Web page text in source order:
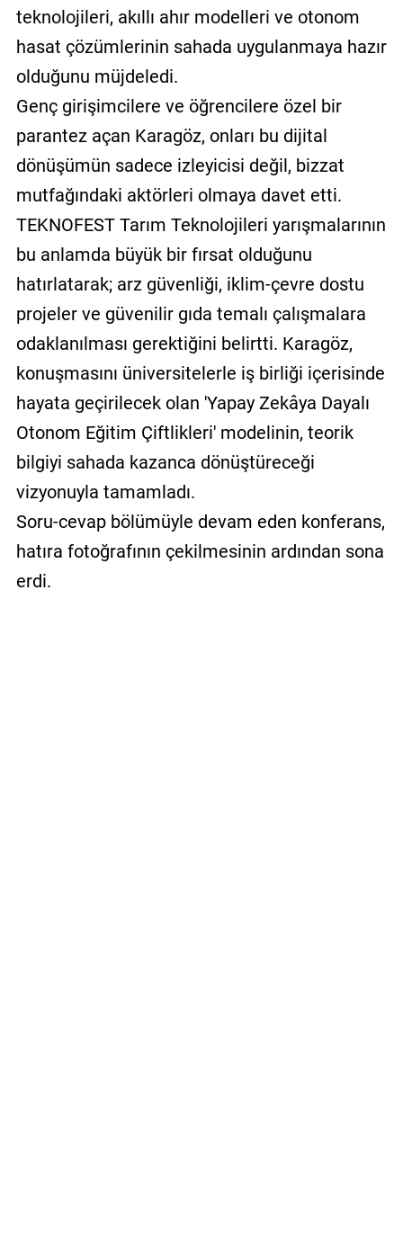
teknolojileri, akıllı ahır modelleri ve otonom
hasat çözümlerinin sahada uygulanmaya hazır
olduğunu müjdeledi.
Genç girişimcilere ve öğrencilere özel bir
parantez açan Karagöz, onları bu dijital
dönüşümün sadece izleyicisi değil, bizzat
mutfağındaki aktörleri olmaya davet etti.
TEKNOFEST Tarım Teknolojileri yarışmalarının
bu anlamda büyük bir fırsat olduğunu
hatırlatarak; arz güvenliği, iklim-çevre dostu
projeler ve güvenilir gıda temalı çalışmalara
odaklanılması gerektiğini belirtti. Karagöz,
konuşmasını üniversitelerle iş birliği içerisinde
hayata geçirilecek olan 'Yapay Zekâya Dayalı
Otonom Eğitim Çiftlikleri' modelinin, teorik
bilgiyi sahada kazanca dönüştüreceği
vizyonuyla tamamladı.
Soru-cevap bölümüyle devam eden konferans,
hatıra fotoğrafının çekilmesinin ardından sona
erdi.